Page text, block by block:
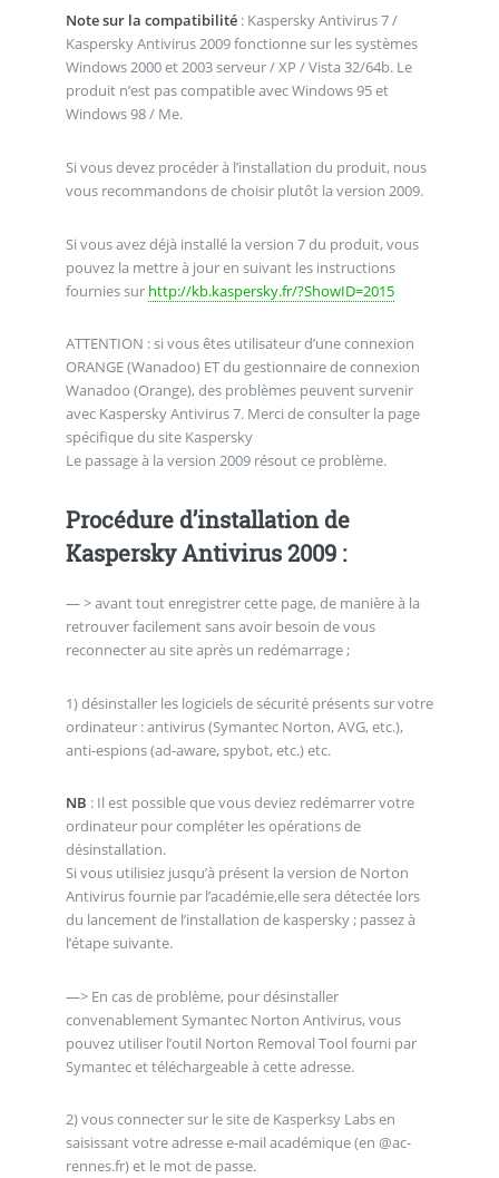
Note sur la compatibilité: Kaspersky Antivirus 7 /
Kaspersky Antivirus 2009 fonctionne sur les systèmes
Windows 2000 et 2003 serveur / XP / Vista 32/64b. Le
produit n’est pas compatible avec Windows 95 et
Windows 98 / Me.
Si vous devez procéder à l’installation du produit, nous
vous recommandons de choisir plutôt la version 2009.
Si vous avez déjà installé la version 7 du produit, vous
pouvez la mettre à jour en suivant les instructions
fournies sur http://kb.kaspersky.fr/?ShowID=2015
ATTENTION : si vous êtes utilisateur d’une connexion
ORANGE (Wanadoo) ET du gestionnaire de connexion
Wanadoo (Orange), des problèmes peuvent survenir
avec Kaspersky Antivirus 7. Merci de consulter la page
spécifique du site Kaspersky
Le passage à la version 2009 résout ce problème.
Procédure d’installation de
Kaspersky Antivirus 2009 :
— > avant tout enregistrer cette page, de manière à la
retrouver facilement sans avoir besoin de vous
reconnecter au site après un redémarrage ;
1) désinstaller les logiciels de sécurité présents sur votre
ordinateur : antivirus (Symantec Norton, AVG, etc.),
anti-espions (ad-aware, spybot, etc.) etc.
NB : Il est possible que vous deviez redémarrer votre
ordinateur pour compléter les opérations de
désinstallation.
Si vous utilisiez jusqu’à présent la version de Norton
Antivirus fournie par l’académie,elle sera détectée lors
du lancement de l’installation de kaspersky ; passez à
l’étape suivante.
—> En cas de problème, pour désinstaller
convenablement Symantec Norton Antivirus, vous
pouvez utiliser l’outil Norton Removal Tool fourni par
Symantec et téléchargeable à cette adresse.
2) vous connecter sur le site de Kasperksy Labs en
saisissant votre adresse e-mail académique (en @ac-
rennes.fr) et le mot de passe.